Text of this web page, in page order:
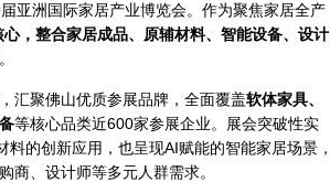
亚洲国际家居产业博览会。作为聚焦家居全产
，整合家居成品、原辅材料、智能设备、设计
汇聚佛山优质参展品牌，全面覆盖软体家具、
等核心品类近600家参展企业。展会突破性实
的创新应用，也呈现AI赋能的智能家居场景，
商、设计师等多元人群需求。